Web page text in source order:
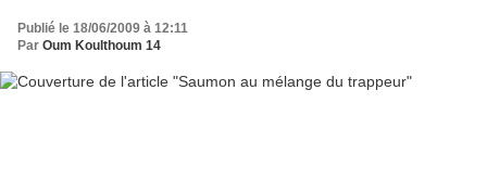
Publié le 18/06/2009 à 12:11
Par Oum Koulthoum 14